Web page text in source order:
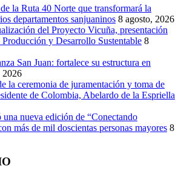
la Ruta 40 Norte que transformará la
departamentos sanjuaninos 8 agosto, 2026
del Proyecto Vicuña, presentación
y Desarrollo Sustentable 8
San Juan: fortalece su estructura en
2026
la ceremonia de juramentación y toma de
de Colombia, Abelardo de la Espriella
nueva edición de “Conectando
más de mil doscientas personas mayores 8